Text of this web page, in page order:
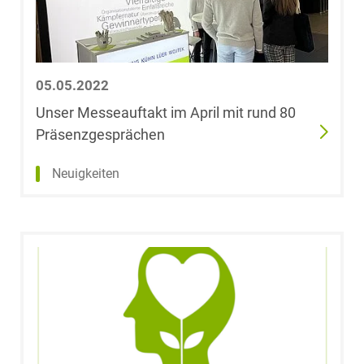
05.05.2022
Unser Messeauftakt im April mit rund 80
Präsenzgesprächen
Neuigkeiten